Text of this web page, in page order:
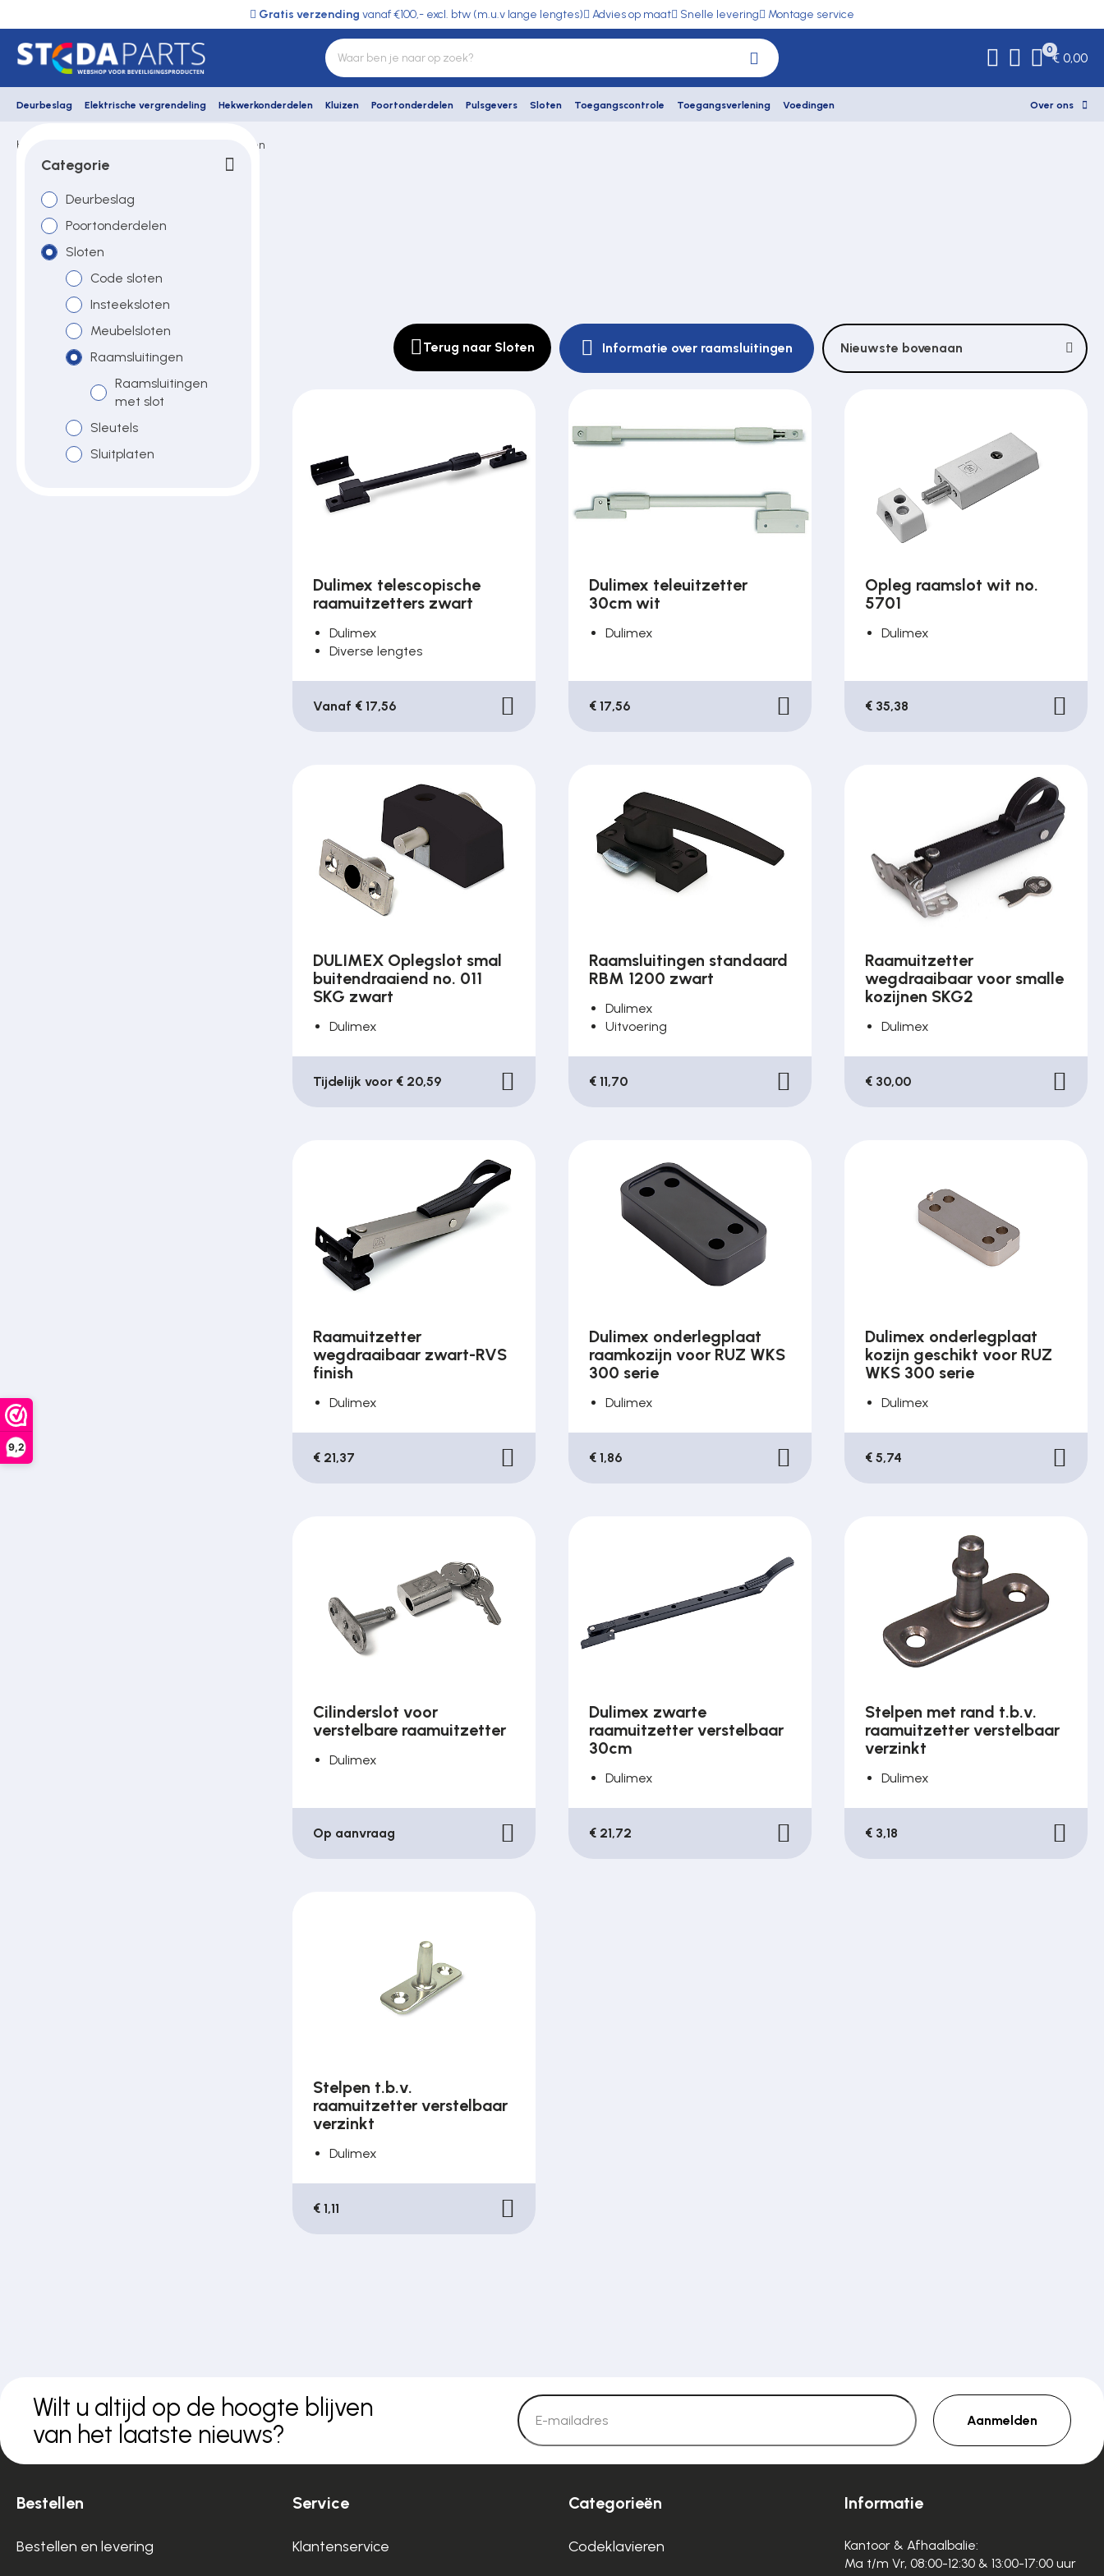
9,2
Gratis verzending vanaf €100,- excl. btw (m.u.v lange lengtes) Advies op maat Snelle levering Montage service
0
€ 0,00
Deurbeslag Elektrische vergrendeling Hekwerkonderdelen Kluizen Poortonderdelen Pulsgevers Sloten Toegangscontrole Toegangsverlening Voedingen Over ons
Elektrische vergrendeling
Hekwerkonderdelen
Poortonderdelen
Pulsgevers
Home Raamsluitingen
Dulimex
raamsluitingen
Terug naar Sloten Informatie over raamsluitingen Nieuwste bovenaan
Categorie
Deurbeslag
Poortonderdelen
Sloten
Code sloten
Insteeksloten
Meubelsloten
Raamsluitingen
Raamsluitingen
met slot
Sleutels
Sluitplaten
Dulimex telescopische
raamuitzetters zwart
Dulimex
Diverse lengtes
Vanaf € 17,56
Dulimex teleuitzetter
30cm wit
Dulimex
€ 17,56
Opleg raamslot wit no.
5701
Dulimex
€ 35,38
DULIMEX Oplegslot smal
buitendraaiend no. 011
SKG zwart
Dulimex
Tijdelijk voor € 20,59
Raamsluitingen standaard
RBM 1200 zwart
Dulimex
Uitvoering
€ 11,70
Raamuitzetter
wegdraaibaar voor smalle
kozijnen SKG2
Dulimex
€ 30,00
Raamuitzetter
wegdraaibaar zwart-RVS
finish
Dulimex
€ 21,37
Dulimex onderlegplaat
raamkozijn voor RUZ WKS
300 serie
Dulimex
€ 1,86
Dulimex onderlegplaat
kozijn geschikt voor RUZ
WKS 300 serie
Dulimex
€ 5,74
Cilinderslot voor
verstelbare raamuitzetter
Dulimex
Op aanvraag
Dulimex zwarte
raamuitzetter verstelbaar
30cm
Dulimex
€ 21,72
Stelpen met rand t.b.v.
raamuitzetter verstelbaar
verzinkt
Dulimex
€ 3,18
Stelpen t.b.v.
raamuitzetter verstelbaar
verzinkt
Dulimex
€ 1,11
Wilt u altijd op de hoogte blijven
van het laatste nieuws?
Aanmelden
Bestellen
Bestellen en levering
Service
Klantenservice
Categorieën
Codeklavieren
Informatie
Kantoor & Afhaalbalie:
Ma t/m Vr, 08:00-12:30 & 13:00-17:00 uur